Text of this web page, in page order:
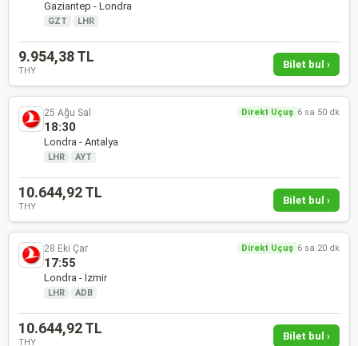
Gaziantep - Londra
GZT · LHR
9.954,38 TL
THY
Bilet bul ›
25 Ağu Sal Direkt Uçuş 6 sa 50 dk
18:30
Londra - Antalya
LHR · AYT
10.644,92 TL
THY
Bilet bul ›
28 Eki Çar Direkt Uçuş 6 sa 20 dk
17:55
Londra - İzmir
LHR · ADB
10.644,92 TL
THY
Bilet bul ›